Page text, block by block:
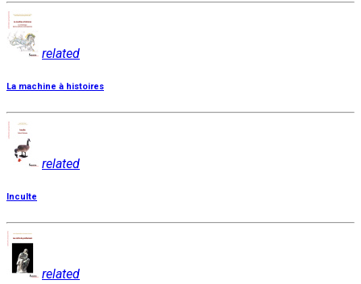
related
La machine à histoires
related
Inculte
related